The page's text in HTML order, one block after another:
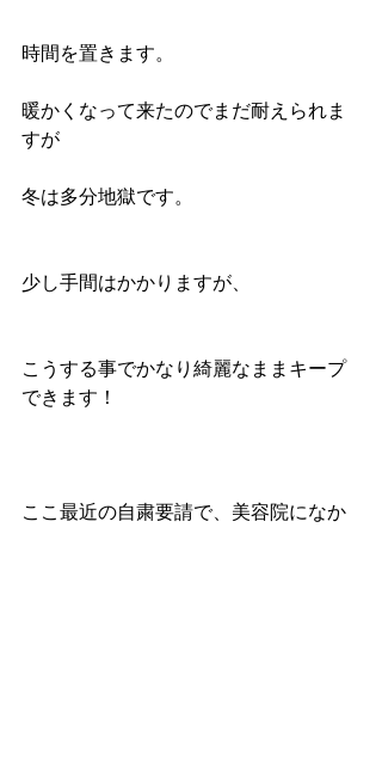
時間を置きます。
暖かくなって来たのでまだ耐えられま
すが
冬は多分地獄です。
少し手間はかかりますが、
こうする事でかなり綺麗なままキープ
できます！
ここ最近の自粛要請で、美容院になか